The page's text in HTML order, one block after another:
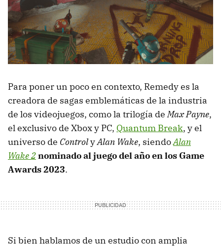
Para poner un poco en contexto, Remedy es la
creadora de sagas emblemáticas de la industria
de los videojuegos, como la trilogía deMax Payne,
el exclusivo de Xbox y PC, Quantum Break, y el
universo de ControlyAlan Wake, siendoAlan
Wake 2nominado al juego del año en los Game
Awards 2023.
Si bien hablamos de un estudio con amplia